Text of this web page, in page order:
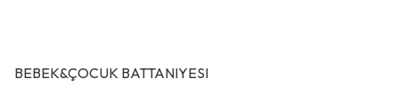
BEBEK&ÇOCUK BATTANIYESI